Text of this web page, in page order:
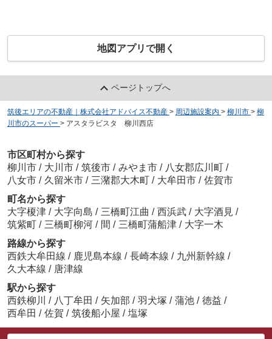
地図アプリで開く
ページトップへ
筑後エリアの不動産｜株式会社アドバイス不動産 > 周辺施設案内 > 柳川市 > 柳
川市のスーパー > アスタラビスタ 柳川西店
市区町村から探す
柳川市 / 大川市 / 筑後市 / みやま市 / 八女郡広川町 /
八女市 / 久留米市 / 三潴郡大木町 / 大牟田市 / 佐賀市
町名から探す
大字榎津 / 大字向島 / 三橋町江曲 / 西浜武 / 大字酒見 /
筑紫町 / 三橋町柳河 / 間 / 三橋町蒲船津 / 大字一木
路線から探す
西鉄大牟田線 / 鹿児島本線 / 長崎本線 / 九州新幹線 /
久大本線 / 唐津線
駅から探す
西鉄柳川
/ 八丁牟田 / 矢加部 / 羽犬塚 / 蒲池 / 徳益 /
西牟田 / 佐賀 / 筑後船小屋 / 塩塚